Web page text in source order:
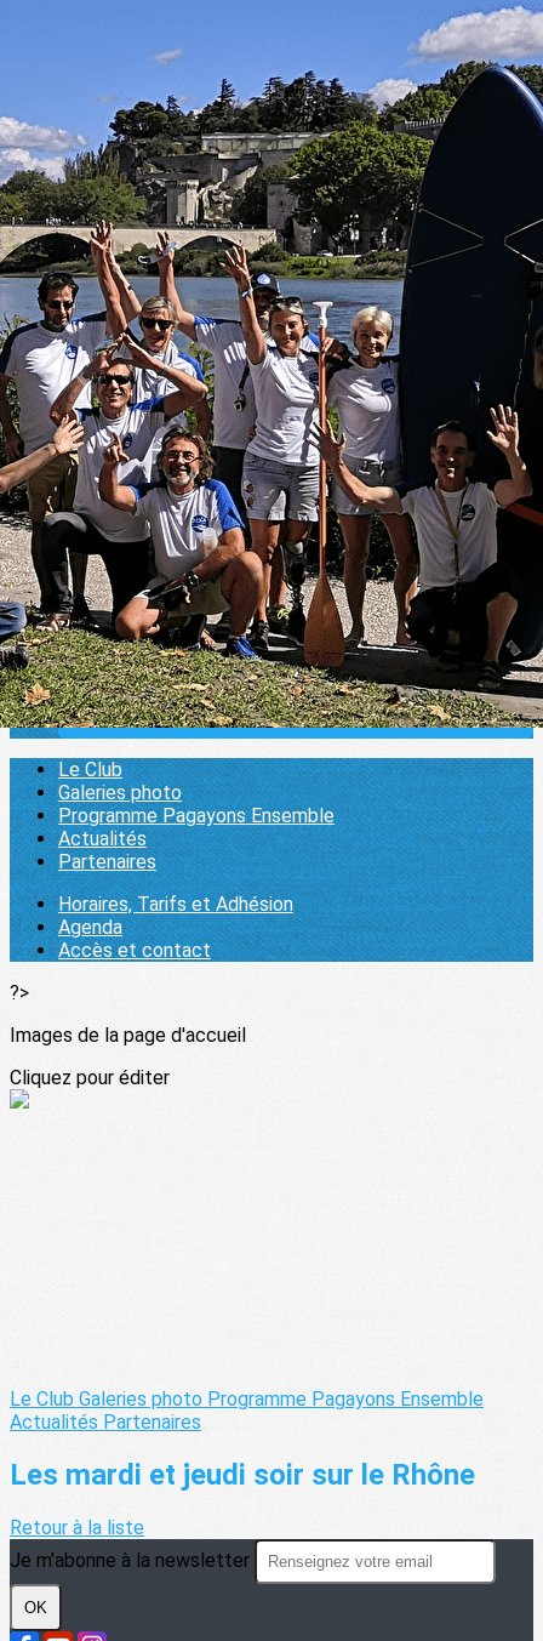
>
Le Club
Galeries photo
Programme Pagayons Ensemble
Actualités
Partenaires
Ajoutez un logo, un bouton, des réseaux sociaux
Cliquez pour éditer
Découvrir▴▾
Le Club
Galeries photo
Programme Pagayons Ensemble
Actualités
Partenaires
Pratiquer▴▾
Horaires, Tarifs et Adhésion
Agenda
Accès et contact
1000 pagaies▴▾
Se connecter
Le Club
Galeries photo
Programme Pagayons Ensemble
Actualités
Partenaires
Horaires, Tarifs et Adhésion
Agenda
Accès et contact
?>
Images de la page d'accueil
Cliquez pour éditer
Le Club Galeries photo Programme Pagayons Ensemble
Actualités Partenaires
Les mardi et jeudi soir sur le Rhône
Retour à la liste
Je m'abonne à la newsletter
OK